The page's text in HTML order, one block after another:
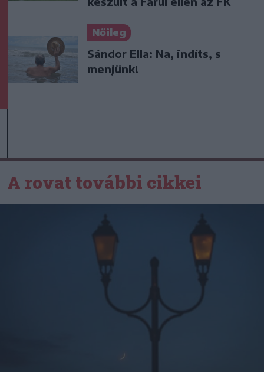
Nőileg
Sándor Ella: Na, indíts, s
menjünk!
A rovat további cikkei